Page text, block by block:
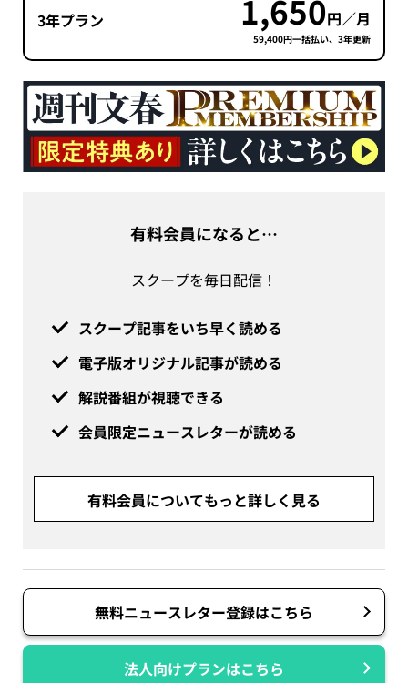
3年プラン 1,650円／月
59,400円一括払い、3年更新
有料会員になると…
スクープを毎日配信！
スクープ記事をいち早く読める
電子版オリジナル記事が読める
解説番組が視聴できる
会員限定ニュースレターが読める
有料会員についてもっと詳しく見る
無料ニュースレター登録はこちら
法人向けプランはこちら